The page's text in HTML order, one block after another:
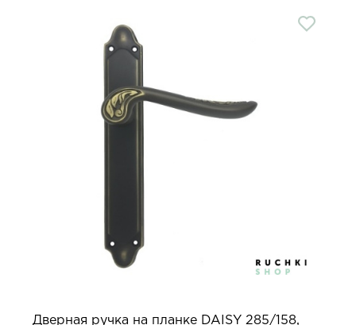
Дверная ручка на планке DAISY 285/158,